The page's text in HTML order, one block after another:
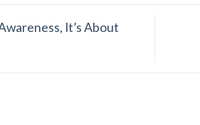
It’s About